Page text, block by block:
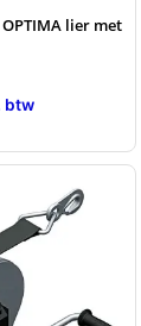
OPTIMA lier met
btw